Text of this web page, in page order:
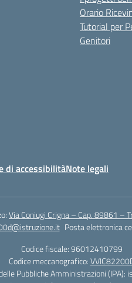
Orario
Tutorial per
Genitori
di accessibilitàNote legali
Via Coniugi Crigna – Cap. 89861 –
Posta elettronica
Codice fiscale: 96012410799
Codice meccanografico:
Pubbliche Amministrazioni